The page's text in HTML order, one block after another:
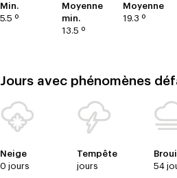
Min.
5.5 º
Moyenne
min.
13.5 º
Moyenne
19.3 º
Jours avec phénomènes
Neige
0 jours
Tempête
jours
54